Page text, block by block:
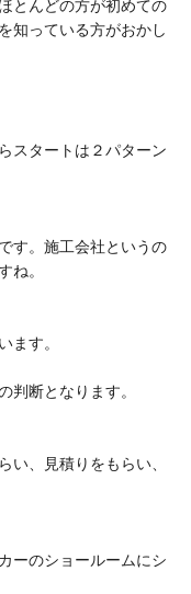
とんどの方が初めての
知っている方がおかし
スタートは２パターン
す。施工会社というの
ね。
ます。
判断となります。
い、見積りをもらい、
ーのショールームにシ